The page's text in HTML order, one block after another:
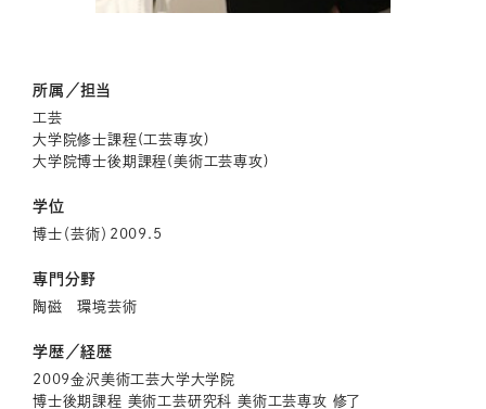
所属／担当
工芸
大学院修士課程(工芸専攻)
大学院博士後期課程(美術工芸専攻)
学位
​博士（芸術）2009.5
専門分野
​陶磁 環境芸術
学歴／経歴
​2009金沢美術工芸大学大学院
博士後期課程 美術工芸研究科 美術工芸専攻 修了